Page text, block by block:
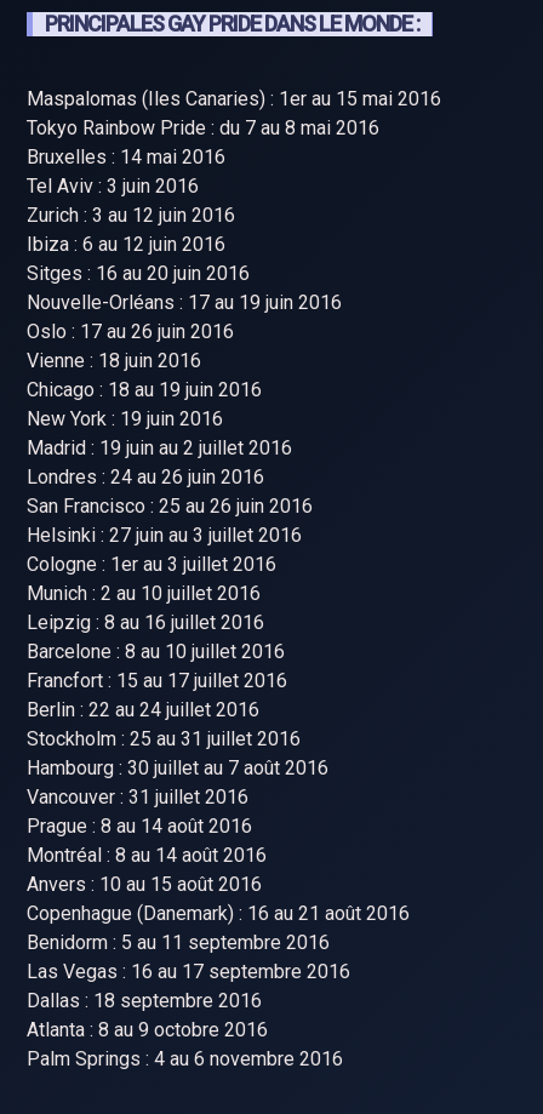
PRINCIPALES GAY PRIDE DANS LE MONDE :
Maspalomas (Iles Canaries) : 1er au 15 mai 2016
Tokyo Rainbow Pride : du 7 au 8 mai 2016
Bruxelles : 14 mai 2016
Tel Aviv : 3 juin 2016
Zurich : 3 au 12 juin 2016
Ibiza : 6 au 12 juin 2016
Sitges : 16 au 20 juin 2016
Nouvelle-Orléans : 17 au 19 juin 2016
Oslo : 17 au 26 juin 2016
Vienne : 18 juin 2016
Chicago : 18 au 19 juin 2016
New York : 19 juin 2016
Madrid : 19 juin au 2 juillet 2016
Londres : 24 au 26 juin 2016
San Francisco : 25 au 26 juin 2016
Helsinki : 27 juin au 3 juillet 2016
Cologne : 1er au 3 juillet 2016
Munich : 2 au 10 juillet 2016
Leipzig : 8 au 16 juillet 2016
Barcelone : 8 au 10 juillet 2016
Francfort : 15 au 17 juillet 2016
Berlin : 22 au 24 juillet 2016
Stockholm : 25 au 31 juillet 2016
Hambourg : 30 juillet au 7 août 2016
Vancouver : 31 juillet 2016
Prague : 8 au 14 août 2016
Montréal : 8 au 14 août 2016
Anvers : 10 au 15 août 2016
Copenhague (Danemark) : 16 au 21 août 2016
Benidorm : 5 au 11 septembre 2016
Las Vegas : 16 au 17 septembre 2016
Dallas : 18 septembre 2016
Atlanta : 8 au 9 octobre 2016
Palm Springs : 4 au 6 novembre 2016